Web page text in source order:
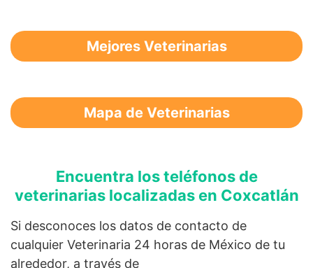
Mejores Veterinarias
Mapa de Veterinarias
Encuentra los teléfonos de
veterinarias localizadas en Coxcatlán
Si desconoces los datos de contacto de
cualquier Veterinaria 24 horas de México de tu
alrededor, a través de